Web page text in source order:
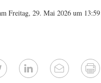
Freitag, 29. Mai 2026 um 13:59